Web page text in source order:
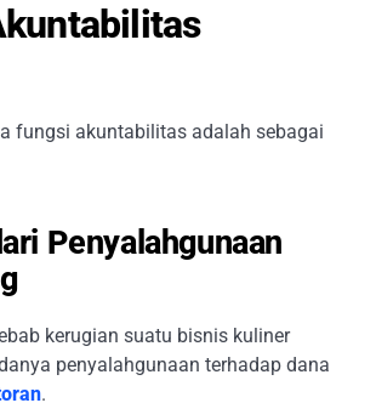
fungsi akuntabilitas adalah sebagai
Penyalahgunaan
kerugian suatu bisnis kuliner
penyalahgunaan terhadap dana
.